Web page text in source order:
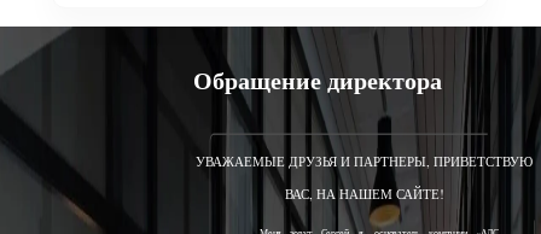
Обращение директора
УВАЖАЕМЫЕ ДРУЗЬЯ И ПАРТНЕРЫ, ПРИВЕТСТВУЮ
ВАС, НА НАШЕМ САЙТЕ!